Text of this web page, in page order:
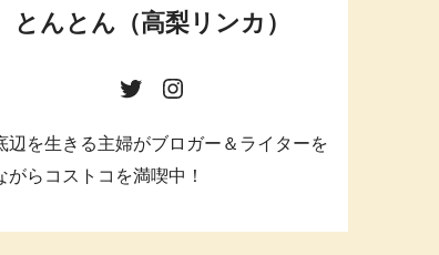
とんとん（高梨リンカ）
辺を生きる主婦がブロガー＆ライターを
がらコストコを満喫中！